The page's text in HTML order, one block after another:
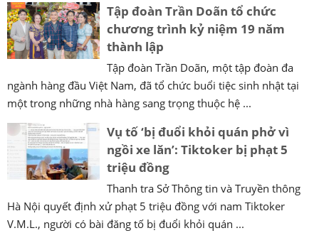
Tập đoàn Trần Doãn tổ chức
chương trình kỷ niệm 19 năm
thành lập
Tập đoàn Trần Doãn, một tập đoàn đa
ngành hàng đầu Việt Nam, đã tổ chức buổi tiệc sinh nhật tại
một trong những nhà hàng sang trọng thuộc hệ ...
Vụ tố ‘bị đuổi khỏi quán phở vì
ngồi xe lăn’: Tiktoker bị phạt 5
triệu đồng
Thanh tra Sở Thông tin và Truyền thông
Hà Nội quyết định xử phạt 5 triệu đồng với nam Tiktoker
V.M.L., người có bài đăng tố bị đuổi khỏi quán ...